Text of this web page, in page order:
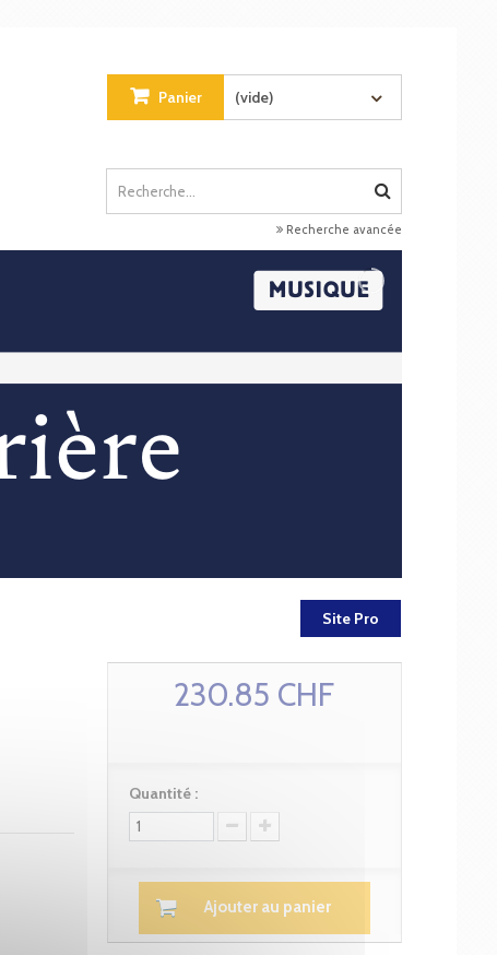
Panier (vide)
Recherche avancée
Site Pro
230.85 CHF
Quantité :
Ajouter au panier